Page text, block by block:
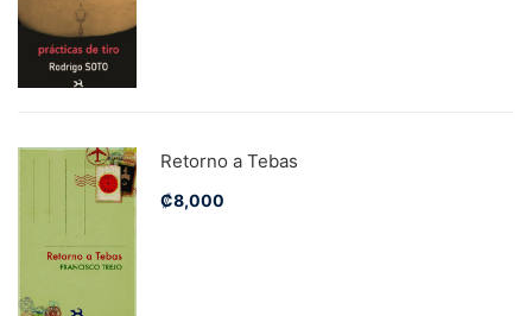
Retorno a Tebas
₡8,000